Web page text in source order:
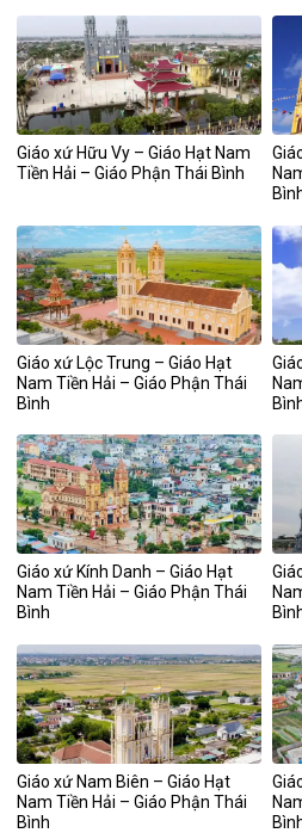
Giáo xứ Hữu Vy – Giáo Hạt Nam
Tiền Hải – Giáo Phận Thái Bình
Giáo xứ Lộc Trung – Giáo Hạt
Nam Tiền Hải – Giáo Phận Thái
Bình
Giáo xứ Kính Danh – Giáo Hạt
Nam Tiền Hải – Giáo Phận Thái
Bình
Giáo xứ Nam Biên – Giáo Hạt
Nam Tiền Hải – Giáo Phận Thái
Bình